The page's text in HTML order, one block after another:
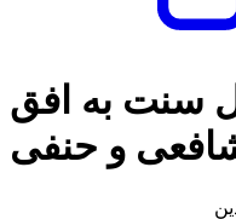
سنت به افق
و حنفی